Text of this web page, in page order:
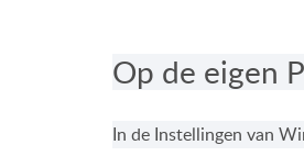
Op de eigen
In de Instellingen van